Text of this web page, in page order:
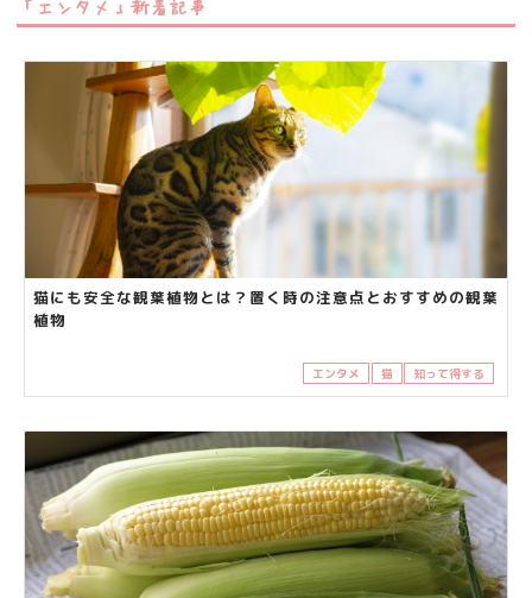
「エンタメ」新着記事
猫にも安全な観葉植物とは？置く時の注意点とおすすめの観葉
植物
エンタメ 猫 知って得する